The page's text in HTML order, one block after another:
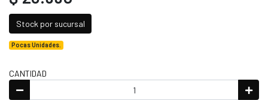
Stock por sucursal
Pocas Unidades.
CANTIDAD